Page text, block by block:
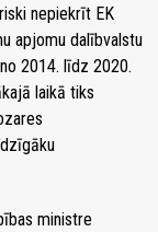
nepiekrīt EK
apjomu dalībvalstu
2014. līdz 2020.
laikā tiks
ministre